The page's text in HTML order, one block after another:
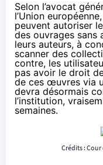
Selon l’avocat
l’Union
peuvent autoriser
des ouvrages sans
leurs auteurs, à
scanner des
contre, les
pas avoir le droit
de ces œuvres via
devra désormais
l’institution,
semaines.
Crédits :